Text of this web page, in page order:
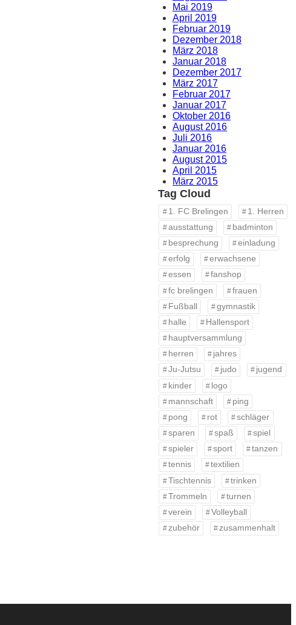
Mai 2019
April 2019
Februar 2019
Dezember 2018
März 2018
Januar 2018
Dezember 2017
März 2017
Februar 2017
Januar 2017
Oktober 2016
August 2016
Juli 2016
Januar 2016
August 2015
April 2015
März 2015
Tag Cloud
1. FC Brelingen
1. Herren
ausstattung
badminton
besprechung
einladung
erfolg
erwachsene
essen
fanshop
fc brelingen
frauen
Fußball
gymnastik
halle
Hallensport
hauptversammlung
herren
jahres
Ju-Jutsu
judo
jugend
kinder
logo
mannschaft
ping
pong
rot
schläger
sparen
spaß
spiel
spieler
sport
tanzen
tennis
textilien
Tischtennis
trinken
Trommeln
turnen
verein
Volleyball
zubehör
zusammenhalt